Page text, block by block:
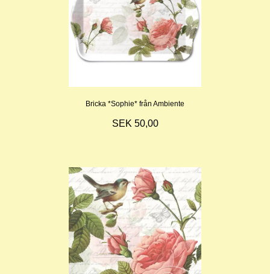
Bricka *Sophie* från Ambiente
SEK 50,00